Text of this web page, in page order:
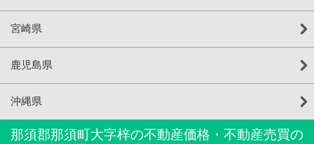
宮崎県
鹿児島県
沖縄県
那須郡那須町大字梓の不動産価格・不動産売買の